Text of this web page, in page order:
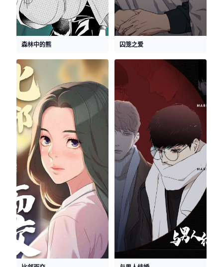
森林中的熊 囚笼之爱